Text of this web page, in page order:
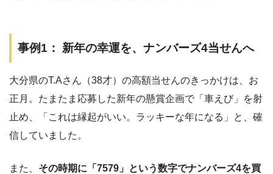
事例1： 新年の幸運を、ナンバーズ4当せんへ
大分県のT.Aさん（38才）の高額当せんのきっかけは、お
正月。たまたま応募した新年の懸賞企画で「車えび」を射
止め、「これは縁起がいい。ラッキーな年になる」と、確
信していました。
また、 その時期に「7579」という数字でナンバーズ4を買